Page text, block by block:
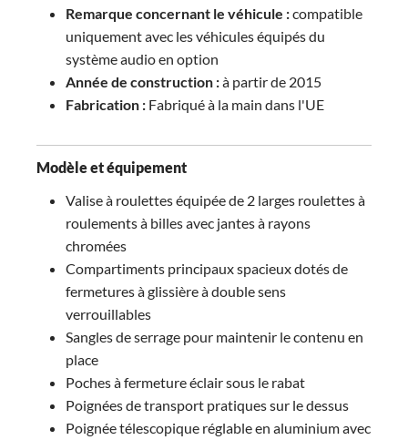
Remarque concernant le véhicule :compatible
uniquement avec les véhicules équipés du
système audio en option
Année de construction :à partir de 2015
Fabrication : Fabriqué à la main dans l'UE
Modèle et équipement
Valise à roulettes équipée de 2 larges roulettes à
roulements à billes avec jantes à rayons
chromées
Compartiments principaux spacieux dotés de
fermetures à glissière à double sens
verrouillables
Sangles de serrage pour maintenir le contenu en
place
Poches à fermeture éclair sous le rabat
Poignées de transport pratiques sur le dessus
Poignée télescopique réglable en aluminium avec